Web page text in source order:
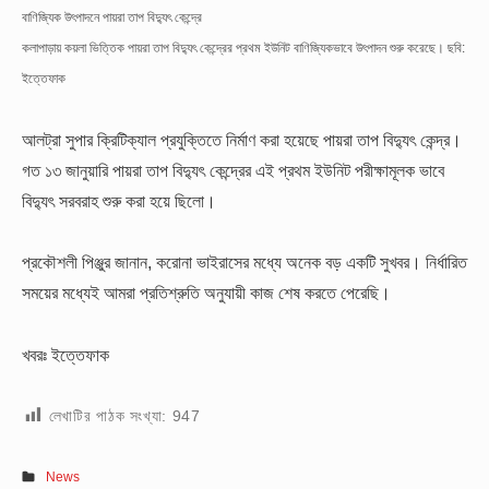
বাণিজ্যিক উৎপাদনে পায়রা তাপ বিদ্যুৎ কেন্দ্রে
কলাপাড়ায় কয়লা ভিত্তিক পায়রা তাপ বিদ্যুৎ কেন্দ্রের প্রথম ইউনিট বাণিজ্যিকভাবে উৎপাদন শুরু করেছে। ছবি:
ইত্তেফাক
আলট্রা সুপার ক্রিটিক্যাল প্রযুক্তিতে নির্মাণ করা হয়েছে পায়রা তাপ বিদ্যুৎ কেন্দ্র।
গত ১৩ জানুয়ারি পায়রা তাপ বিদ্যুৎ কেন্দ্রের এই প্রথম ইউনিট পরীক্ষামূলক ভাবে
বিদ্যুৎ সরবরাহ শুরু করা হয়ে ছিলো।
প্রকৌশলী পিঞ্জুর জানান, করোনা ভাইরাসের মধ্যে অনেক বড় একটি সুখবর। নির্ধারিত
সময়ের মধ্যেই আমরা প্রতিশ্রুতি অনুযায়ী কাজ শেষ করতে পেরেছি।
খবরঃ ইত্তেফাক
লেখাটির পাঠক সংখ্যা: 947
News